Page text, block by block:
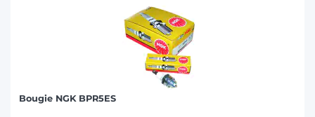
FIAT/SOMECA (15)
HURLIMANN (2)
Bougie NGK BPR5ES